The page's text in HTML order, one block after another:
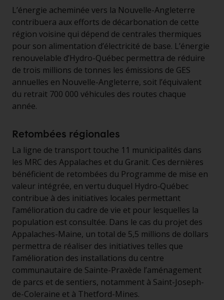
L’énergie acheminée vers la Nouvelle-Angleterre
contribuera aux efforts de décarbonation de cette
région voisine qui dépend de centrales thermiques
pour son alimentation d’électricité de base. L’énergie
renouvelable d’Hydro-Québec permettra de réduire
de trois millions de tonnes les émissions de GES
annuelles en Nouvelle-Angleterre, soit l’équivalent
du retrait 700 000 véhicules des routes chaque
année.
Retombées régionales
La ligne de transport touche 11 municipalités dans
les MRC des Appalaches et du Granit. Ces dernières
bénéficient de retombées du Programme de mise en
valeur intégrée, en vertu duquel Hydro‑Québec
contribue à des initiatives locales permettant
l’amélioration du cadre de vie et pour lesquelles la
population est consultée. Dans le cas du projet des
Appalaches-Maine, un total de 5,5 millions de dollars
permettra de réaliser des initiatives telles que
l’amélioration des installations du centre
communautaire de Sainte-Praxède l’aménagement
de parcs et de sentiers, notamment à Saint-Joseph-
de-Coleraine et à Thetford-Mines.